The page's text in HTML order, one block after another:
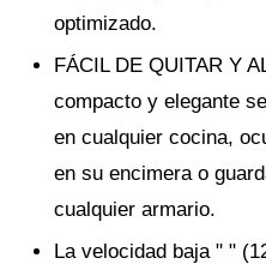
optimizado.
FÁCIL DE QUITAR Y
compacto y elegante
en cualquier cocina,
en su encimera o
cualquier armario.
La velocidad baja " "